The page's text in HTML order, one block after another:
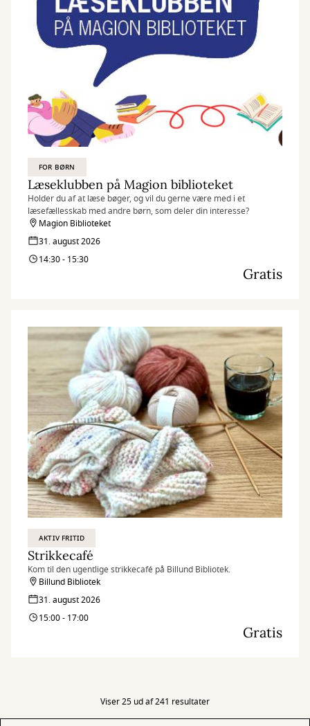
FOR BØRN
Læseklubben på Magion biblioteket
Holder du af at læse bøger, og vil du gerne være med i et
læsefællesskab med andre børn, som deler din interesse?
Magion Biblioteket
31. august 2026
14:30 - 15:30
Gratis
AKTIV FRITID
Strikkecafé
Kom til den ugentlige strikkecafé på Billund Bibliotek.
Billund Bibliotek
31. august 2026
15:00 - 17:00
Gratis
Viser 25 ud af 241 resultater